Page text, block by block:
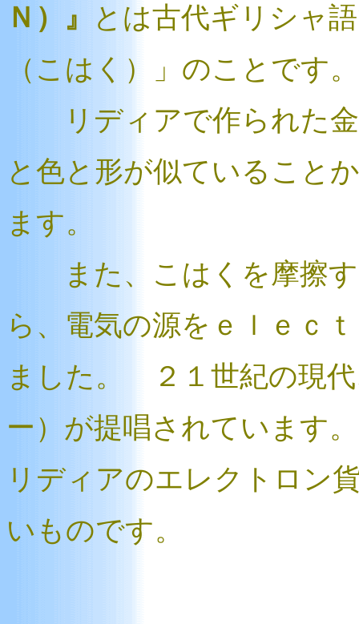
Ｎ）』
とは古代ギリシャ
（こはく）」のことです。
リディアで作られた金
と色と形が似ていること
ます。
また、こはくを摩擦す
ら、電気の源をｅｌｅｃ
ました。 ２１世紀の現
ー）が提唱されています
リディアのエレクトロン
いものです。